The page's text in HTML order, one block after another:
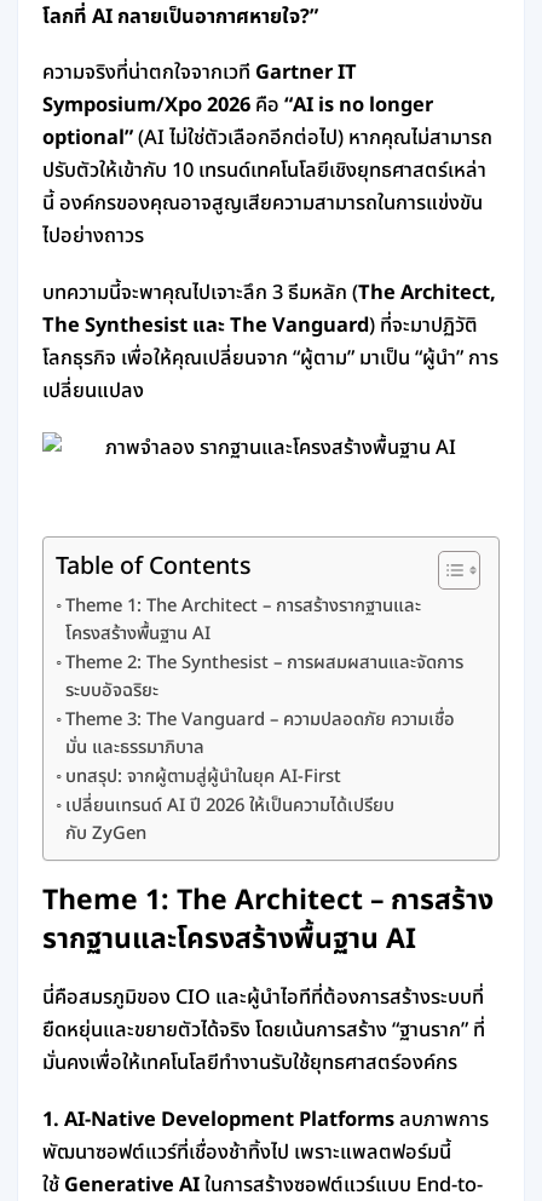
โลกที่ AI กลายเป็นอากาศหายใจ?”
ความจริงที่น่าตกใจจากเวที Gartner IT
Symposium/Xpo 2026 คือ “AI is no longer
optional”(AI ไม่ใช่ตัวเลือกอีกต่อไป) หากคุณไม่สามารถ
ปรับตัวให้เข้ากับ 10 เทรนด์เทคโนโลยีเชิงยุทธศาสตร์เหล่า
นี้ องค์กรของคุณอาจสูญเสียความสามารถในการแข่งขัน
ไปอย่างถาวร
บทความนี้จะพาคุณไปเจาะลึก 3 ธีมหลัก (The Architect,
The Synthesist และ The Vanguard) ที่จะมาปฏิวัติ
โลกธุรกิจ เพื่อให้คุณเปลี่ยนจาก “ผู้ตาม” มาเป็น “ผู้นำ” การ
เปลี่ยนแปลง
Table of Contents
Theme 1: The Architect – การสร้างรากฐานและ
โครงสร้างพื้นฐาน AI
Theme 2: The Synthesist – การผสมผสานและจัดการ
ระบบอัจฉริยะ
Theme 3: The Vanguard – ความปลอดภัย ความเชื่อ
มั่น และธรรมาภิบาล
บทสรุป: จากผู้ตามสู่ผู้นำในยุค AI-First
เปลี่ยนเทรนด์ AI ปี 2026 ให้เป็นความได้เปรียบ
กับ ZyGen
Theme 1: The Architect – การสร้าง
รากฐานและโครงสร้างพื้นฐาน AI
นี่คือสมรภูมิของ CIO และผู้นำไอทีที่ต้องการสร้างระบบที่
ยืดหยุ่นและขยายตัวได้จริง โดยเน้นการสร้าง “ฐานราก” ที่
มั่นคงเพื่อให้เทคโนโลยีทำงานรับใช้ยุทธศาสตร์องค์กร
1. AI-Native Development Platformsลบภาพการ
พัฒนาซอฟต์แวร์ที่เชื่องช้าทิ้งไป เพราะแพลตฟอร์มนี้
ใช้ Generative AIในการสร้างซอฟต์แวร์แบบ End-to-